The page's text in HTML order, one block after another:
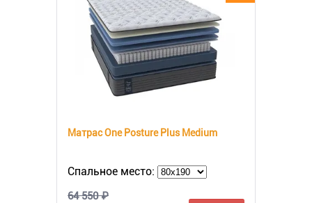
Матрас One Posture Plus Medium
Спальное место:
64 550 ₽